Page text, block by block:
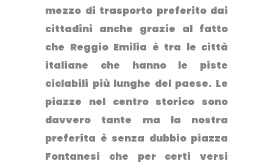
mezzo di trasporto preferito dai
cittadini anche grazie al fatto
che Reggio Emilia è tra le città
italiane che hanno le piste
ciclabili più lunghe del paese. Le
piazze nel centro storico sono
davvero tante ma la nostra
preferita è senza dubbio piazza
Fontanesi che per certi versi